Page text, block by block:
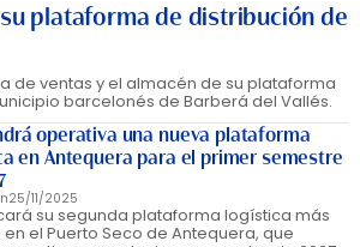
plataforma de distribución de
de ventas y el almacén de su plataforma
barcelonés de Barberá del Vallés.
operativa una nueva plataforma
en Antequera para el primer semestre
25/11/2025
su segunda plataforma logística más
el Puerto Seco de Antequera, que